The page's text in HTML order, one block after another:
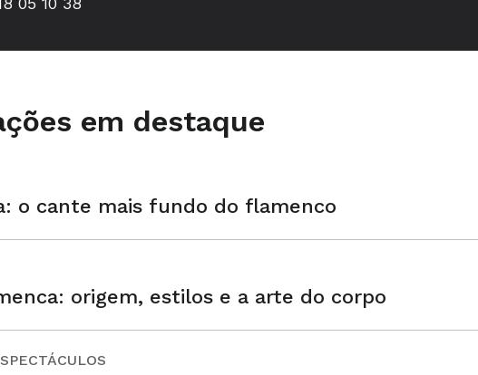
em destaque
o cante mais fundo do flamenco
origem, estilos e a arte do corpo